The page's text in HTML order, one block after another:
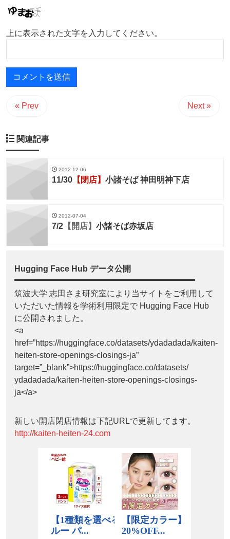
上に表示された文字を入力してください。
« Prev Next »
関連記事
2012-12-06
11/30 【閉店】 小諸そば 神田明神下店
2012-07-04
7/2 【開店】 小諸そば赤坂店
Hugging Face Hub データ公開
筑波大学 志田さま研究室により当サイトをご利用して
いただいた情報を学術利用限定で Hugging Face Hub
に公開されました。
<a
href=”https://huggingface.co/datasets/ydadadada/kaiten-
heiten-store-openings-closings-ja”
target=”_blank”>https://huggingface.co/datasets/
ydadadada/kaiten-heiten-store-openings-closings-
ja</a>
新しい開店閉店情報は下記URLで更新してます。
http://kaiten-heiten-24.com